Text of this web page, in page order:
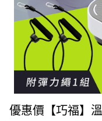
優惠價【巧福】